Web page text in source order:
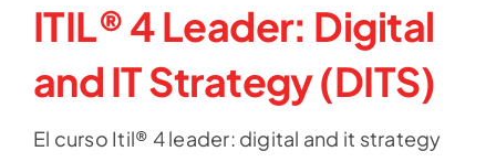
ITIL® 4 Leader: Digital
and IT Strategy (DITS)
El curso Itil® 4 leader: digital and it strategy